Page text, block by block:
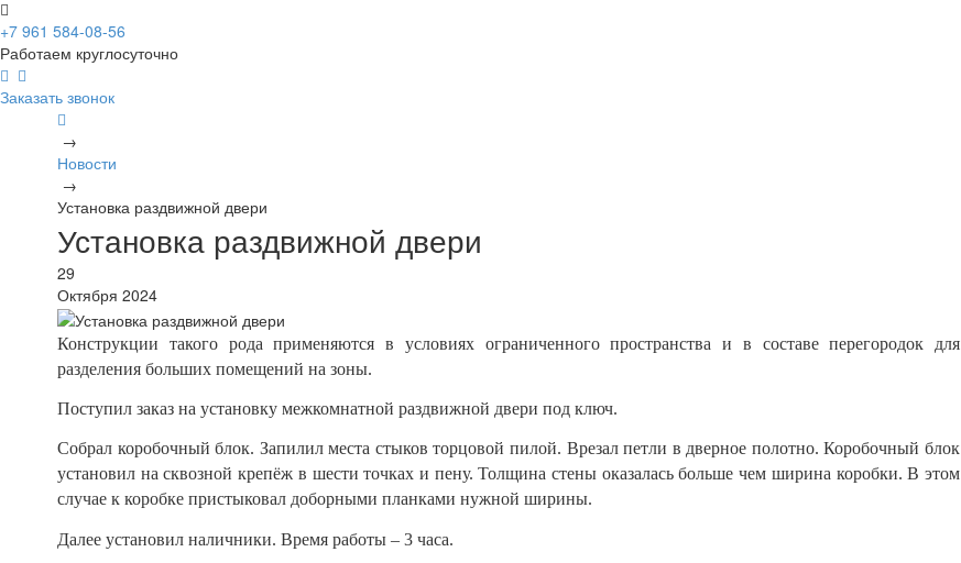
+7 961 584-08-56
Работаем круглосуточно
Заказать звонок
→
Новости
→
Установка раздвижной двери
Установка раздвижной двери
29
Октября 2024
Конструкции такого рода применяются в условиях ограниченного пространства и в составе перегородок для
разделения больших помещений на зоны.
Поступил заказ на установку межкомнатной раздвижной двери под ключ.
Собрал коробочный блок. Запилил места стыков торцовой пилой. Врезал петли в дверное полотно. Коробочный блок
установил на сквозной крепёж в шести точках и пену. Толщина стены оказалась больше чем ширина коробки. В этом
случае к коробке пристыковал доборными планками нужной ширины.
Далее установил наличники. Время работы – 3 часа.